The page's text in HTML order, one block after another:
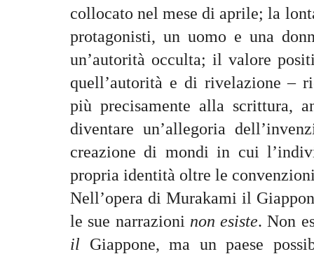
collocato nel mese di aprile; la
protagonisti, un uomo e una
un’autorità occulta; il valore
quell’autorità e di rivelazione –
più precisamente alla scrittura,
diventare un’allegoria
creazione di mondi in cui
propria identità oltre le
Nell’opera di Murakami il
le sue narrazioni non esiste. Non
il Giappone, ma un paese